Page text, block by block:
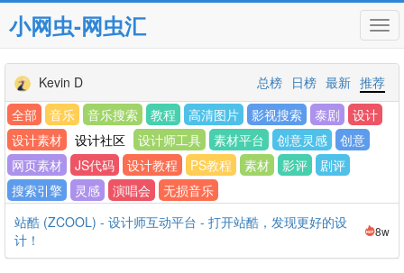
小网虫-网虫汇
Kevin D 推荐
最新
日榜
总榜
全部
音乐 音乐搜索 教程 高清图片 影视搜索 泰剧
设计
设计素材
设计社区 设计师工具 素材平台 创意灵感
创意
网页素材
JS代码 设计教程 PS教程 素材 影评
剧评
搜索引擎
灵感 演唱会
无损音乐
站酷 (ZCOOL) - 设计师互动平台 - 打开站酷，发现更好的设
计！
8w